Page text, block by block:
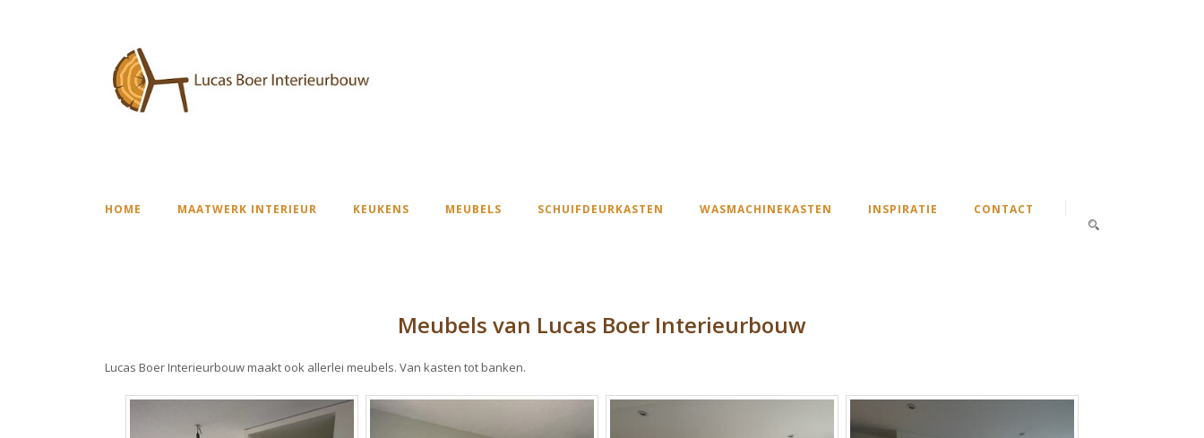
HOME MAATWERK INTERIEUR KEUKENS MEUBELS SCHUIFDEURKASTEN WASMACHINEKASTEN INSPIRATIE CONTACT
Meubels van Lucas Boer Interieurbouw
Lucas Boer Interieurbouw maakt ook allerlei meubels. Van kasten tot banken.